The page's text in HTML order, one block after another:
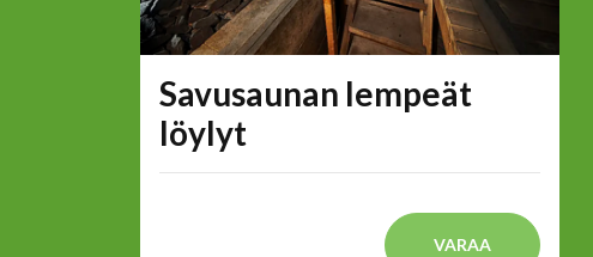
Savusaunan lempeät
löylyt
VARAA